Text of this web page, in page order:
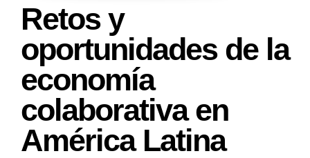
Retos y
oportunidades de la
economía
colaborativa en
América Latina